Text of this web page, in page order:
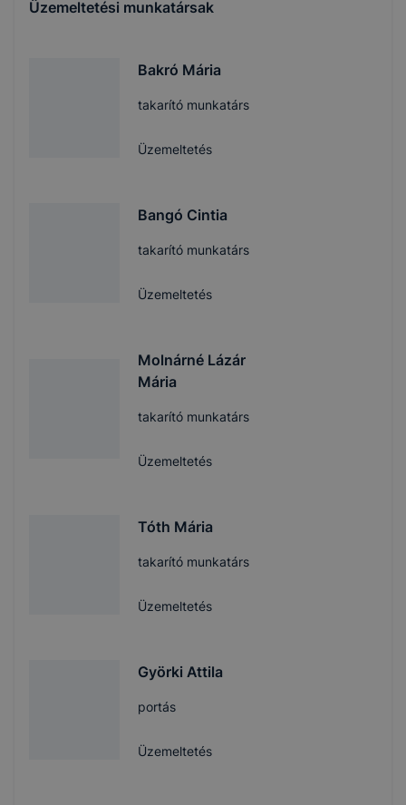
Üzemeltetési munkatársak
Bakró Mária
takarító munkatárs
Üzemeltetés
Bangó Cintia
takarító munkatárs
Üzemeltetés
Molnárné Lázár
Mária
takarító munkatárs
Üzemeltetés
Tóth Mária
takarító munkatárs
Üzemeltetés
Györki Attila
portás
Üzemeltetés